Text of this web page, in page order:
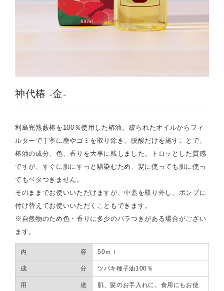
神代椿 -金-
利島完熟藪椿を100％使用した椿油。絞られたオイルからフィ
ルターで丁寧に塵やゴミを取り除き、脱酸だけを施すことで、
椿油の成分、色、香りを大事に残しました。トロッとした質感
ですが、すぐに肌にすっと馴染むため、髪に使っても肌に使っ
てもベタつきません。
そのままでお使いいただけますが、中蓋を取り外し、ポンプに
付け替えてお使いいただくこともできます。
※自然物のため色・香りに多少のバラつきがある場合がござい
ます。
内容 50ｍｌ
成分 ツバキ種子油100％
用途
肌、髪のお手入れに。食用にもお使